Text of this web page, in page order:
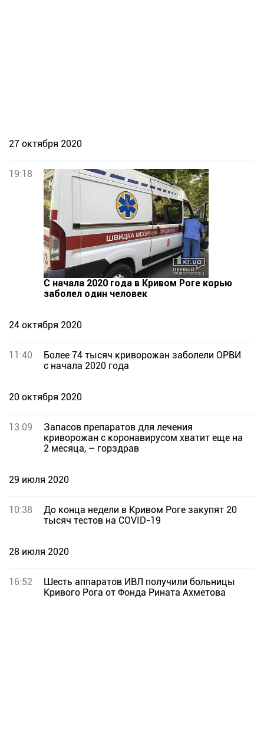
27 октября 2020
19:18
С начала 2020 года в Кривом Роге корью
заболел один человек
24 октября 2020
11:40
Более 74 тысяч криворожан заболели ОРВИ
с начала 2020 года
20 октября 2020
13:09
Запасов препаратов для лечения
криворожан с коронавирусом хватит еще на
2 месяца, – горздрав
29 июля 2020
10:38
До конца недели в Кривом Роге закупят 20
тысяч тестов на COVID-19
28 июля 2020
16:52
Шесть аппаратов ИВЛ получили больницы
Кривого Рога от Фонда Рината Ахметова